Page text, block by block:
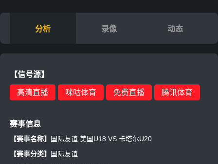
2026-06-08 23:00
分析 录像 动态
【信号源】
高清直播 咪咕体育 免费直播 腾讯体育
赛事信息
【赛事名称】
国际友谊 美国U18 VS 卡塔尔U20
【赛事分类】
国际友谊